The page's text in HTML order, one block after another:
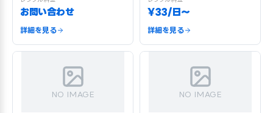
お問い合わせ
詳細を見る
¥33/日〜
詳細を見る
NO IMAGE NO IMAGE